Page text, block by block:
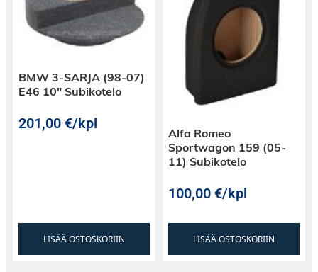
BMW 3-SARJA (98-07)
E46 10″ Subikotelo
201,00€/kpl
LISÄÄ OSTOSKORIIN
Alfa Romeo
Sportwagon 159 (05-
11) Subikotelo
100,00€/kpl
LISÄÄ OSTOSKORIIN